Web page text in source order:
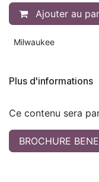
Ajouter au
Milwaukee
Plus d'informations
Ce contenu sera
BROCHURE